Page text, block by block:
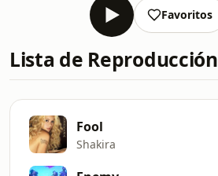
Favoritos
Lista de Reproducción
Fool
Shakira